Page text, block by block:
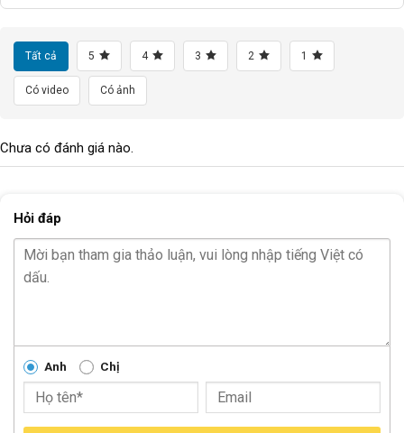
LỐP XE/TIRES 27.5*2.1 30TPI
CÂN NẶNG
TRỤC GIỮA N/A
CỐT BÁNH TRƯỚC Cốt vẹn
Tất cả 5 4 3 2 1
Có video Có ảnh
Chưa có đánh giá nào.
Hỏi đáp
Anh Chị